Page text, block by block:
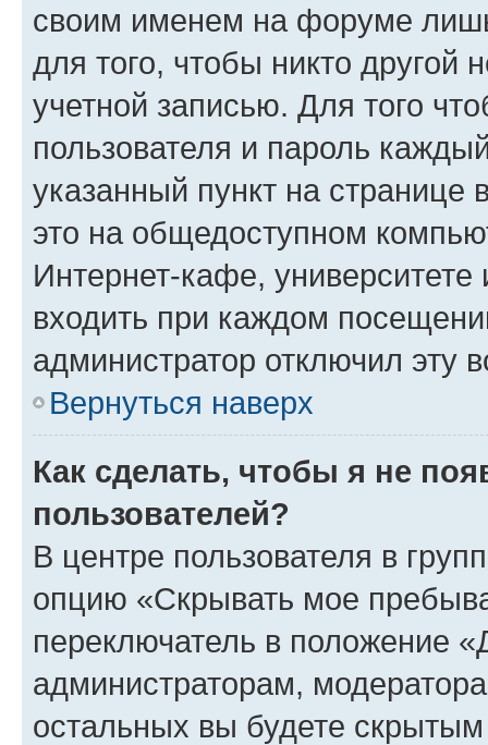
своим именем на форуме
для того, чтобы никто другой
учетной записью. Для того
пользователя и пароль
указанный пункт на
это на общедоступном
Интернет-кафе, университете
входить при каждом
администратор отключил эту
Вернуться наверх
Как сделать, чтобы я не
пользователей?
В центре пользователя в
опцию «Скрывать мое
переключатель в положение
администраторам,
остальных вы будете